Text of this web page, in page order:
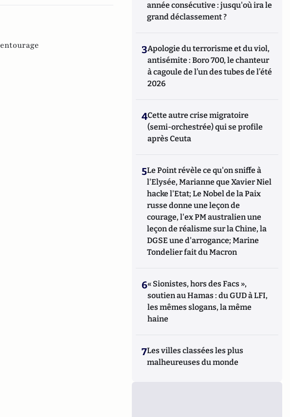
entourage
année consécutive : jusqu'où ira le
grand déclassement ?
3Apologie du terrorisme et du viol,
antisémite : Boro 700, le chanteur
à cagoule de l’un des tubes de l’été
2026
4Cette autre crise migratoire
(semi-orchestrée) qui se profile
après Ceuta
5Le Point révèle ce qu'on sniffe à
l'Elysée, Marianne que Xavier Niel
hacke l'Etat; Le Nobel de la Paix
russe donne une leçon de
courage, l'ex PM australien une
leçon de réalisme sur la Chine, la
DGSE une d'arrogance; Marine
Tondelier fait du Macron
6« Sionistes, hors des Facs »,
soutien au Hamas : du GUD à LFI,
les mêmes slogans, la même
haine
7Les villes classées les plus
malheureuses du monde